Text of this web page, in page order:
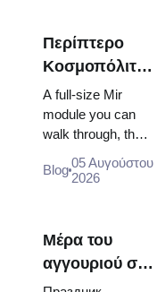
Περίπτερο
Κοσμοπόλιταν
(Kosmos
Pavilion) στην
VDNKh: Στη
μεγαλύτερη
έκθεση
της Ρωσίας
A full-size Mir
module you can
walk through, the
model, scorched
flight...
Blog05 Αυγούστου
2026
Μέρα του
αγγουριού στο
Σούζνταλ